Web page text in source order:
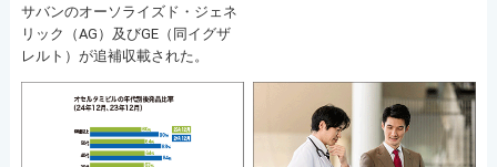
サバンのオーソライズド・ジェネ
リック（AG）及びGE（同イグザ
レルト）が追補収載された。